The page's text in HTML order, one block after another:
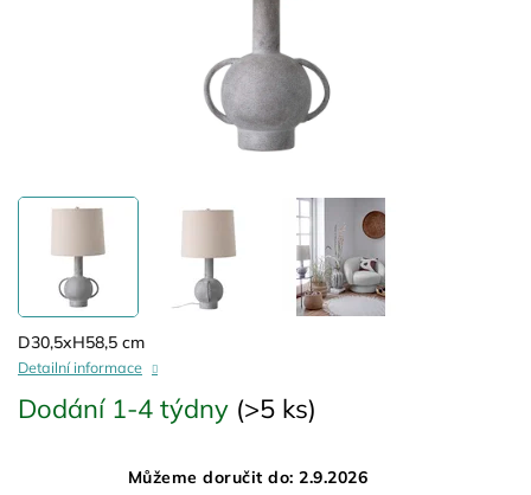
Dodání 1-4 týdny (>5 ks)
Můžeme doručit do: 2.9.2026
D30,5xH58,5 cm
Detailní informace